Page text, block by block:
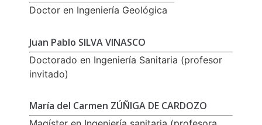
Doctor en Ingeniería Geológica
Juan Pablo SILVA VINASCO
Doctorado en Ingeniería Sanitaria (profesor
invitado)
María del Carmen ZÚÑIGA DE CARDOZO